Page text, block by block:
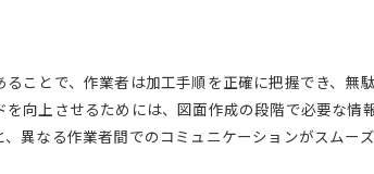
ことで、作業者は加工手順を正確に把握でき、無
向上させるためには、図面作成の段階で必要な情
異なる作業者間でのコミュニケーションがスムー